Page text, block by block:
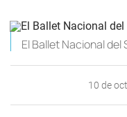
El Ballet Nacional
10 de